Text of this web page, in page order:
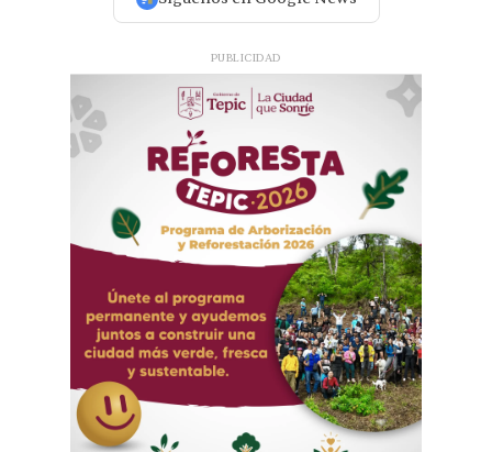
PUBLICIDAD